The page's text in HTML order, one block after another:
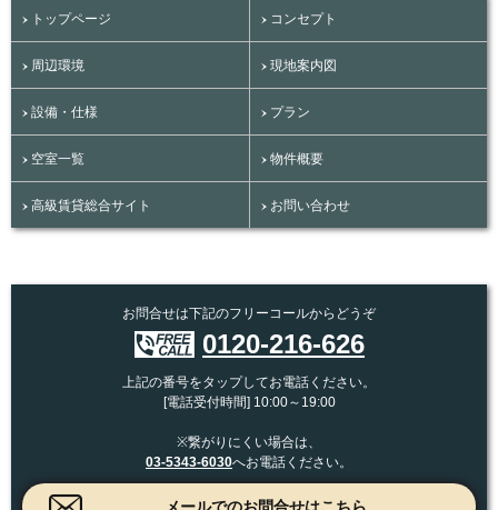
トップページ コンセプト
周辺環境 現地案内図
設備・仕様 プラン
空室一覧 物件概要
高級賃貸総合サイト お問い合わせ
お問合せは下記のフリーコールからどうぞ
0120-216-626
上記の番号をタップしてお電話ください。
[電話受付時間] 10:00～19:00
※繋がりにくい場合は、
03-5343-6030へお電話ください。